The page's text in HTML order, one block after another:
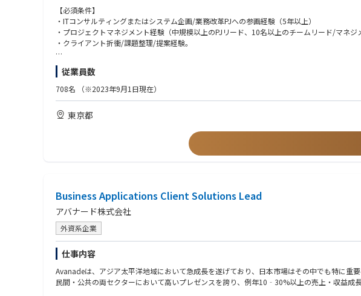
【業務内容】
当社のITコンサルティング部門における事業戦略推進および組織マネジメントの中核を担いま
製造・金融・通信・不動産・建設業界などの大手企業を中心に、DX推進や業務変革PJを構
変革実現を支援いただきます。
▼主な業務内容
・複数DXプロジェクトのデリバリー統括および品質・収益管理
・クライアント経営層とのリレーション構築、提案活動や新規案件の創出
・他事業部との連携を通じた全社的なソリューション展開
・建設業界：AI技術を活用した業務高度化プロジェクト推進
・不動産業界：AI／DX戦略ロードマップ策定支援
・流通・小売業界：データ分析自動化およびプロンプト活用研修設計支援
・製薬・日用品業界：マーケティングデータ分析（GA活用）支援
▼本ポジションの魅力
・経営層直下の裁量と影響力
-部門横断での事業推進/組織戦略立案に関与でき、経営レイヤーと並走するポジションです。
・高難易度/大規模PJをリード
【必須条件】
・ITコンサルティングまたはシステム企画/業務改革PJへの参画経験（5年以上）
・プロジェクトマネジメント経験（中規模以上のPJリード、10名以上のチームリード/マネジ
・クライアント折衝/課題整理/提案経験。
【歓迎条件】
・大規模プロジェクト（億単位／30名以上規模）の統括経験
・複数業界/複数領域でのPJ経験（PM/PMO）
・経営層/役員などのハイレイヤーとの折衝経験
・AI/クラウド/データ分析など先進技術を活用したPJ経験
・クライアントの成功と自社の成長を両立できるビジネスリーダー志向の方
・メンバーの育成/チーム成長に喜びを感じる方
従業員数
708名 （※2023年9月1日現在）
東京都
Business Applications Client Solutions Lead
アバナード株式会社
外資系企業
仕事内容
Avanadeは、アジア太平洋地域において急成長を遂げており、日本市場はその中でも特に重要
民間・公共の両セクターにおいて高いプレゼンスを誇り、例年10‐30%以上の売上・収益成